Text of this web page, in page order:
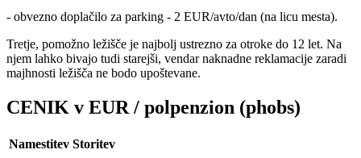
- obvezno doplačilo za parking - 2 EUR/avto/dan (na licu mesta).
Tretje, pomožno ležišče je najbolj ustrezno za otroke do 12 let. Na
njem lahko bivajo tudi starejši, vendar naknadne reklamacije zaradi
majhnosti ležišča ne bodo upoštevane.
CENIK v EUR / polpenzion (phobs)
Namestitev Storitev